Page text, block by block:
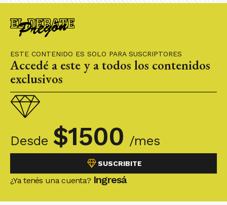
ESTE CONTENIDO ES SOLO PARA SUSCRIPTORES
Accedé a este y a todos los contenidos
exclusivos
Desde $1500 /mes
SUSCRIBITE
¿Ya tenés una cuenta? Ingresá